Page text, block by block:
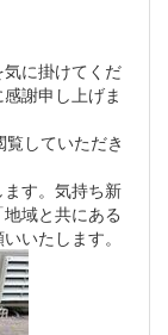
に掛けてくだ
謝申し上げま
していただき
す。気持ち新
域と共にある
いたします。